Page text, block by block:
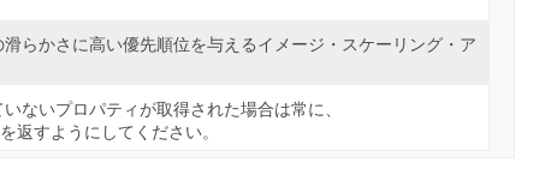
らかさに高い優先順位を与えるイメージ・スケーリング・ア
ないプロパティが取得された場合は常に、
返すようにしてください。